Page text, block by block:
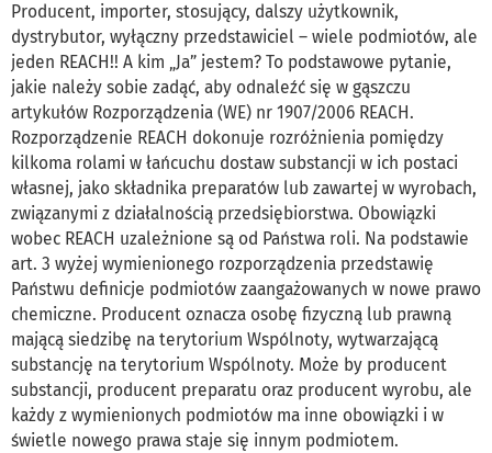
Producent, importer, stosujący, dalszy użytkownik,
dystrybutor, wyłączny przedstawiciel – wiele podmiotów, ale
jeden REACH!! A kim „Ja” jestem? To podstawowe pytanie,
jakie należy sobie zadąć, aby odnaleźć się w gąszczu
artykułów Rozporządzenia (WE) nr 1907/2006 REACH.
Rozporządzenie REACH dokonuje rozróżnienia pomiędzy
kilkoma rolami w łańcuchu dostaw substancji w ich postaci
własnej, jako składnika preparatów lub zawartej w wyrobach,
związanymi z działalnością przedsiębiorstwa. Obowiązki
wobec REACH uzależnione są od Państwa roli. Na podstawie
art. 3 wyżej wymienionego rozporządzenia przedstawię
Państwu definicje podmiotów zaangażowanych w nowe prawo
chemiczne. Producent oznacza osobę fizyczną lub prawną
mającą siedzibę na terytorium Wspólnoty, wytwarzającą
substancję na terytorium Wspólnoty. Może by producent
substancji, producent preparatu oraz producent wyrobu, ale
każdy z wymienionych podmiotów ma inne obowiązki i w
świetle nowego prawa staje się innym podmiotem.